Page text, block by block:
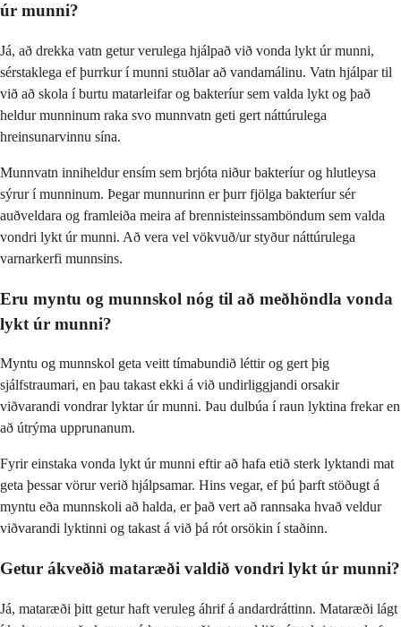
úr munni?
Já, að drekka vatn getur verulega hjálpað við vonda lykt úr munni,
sérstaklega ef þurrkur í munni stuðlar að vandamálinu. Vatn hjálpar til
við að skola í burtu matarleifar og bakteríur sem valda lykt og það
heldur munninum raka svo munnvatn geti gert náttúrulega
hreinsunarvinnu sína.
Munnvatn inniheldur ensím sem brjóta niður bakteríur og hlutleysa
sýrur í munninum. Þegar munnurinn er þurr fjölga bakteríur sér
auðveldara og framleiða meira af brennisteinssamböndum sem valda
vondri lykt úr munni. Að vera vel vökvuð/ur styður náttúrulega
varnarkerfi munnsins.
Eru myntu og munnskol nóg til að meðhöndla vonda
lykt úr munni?
Myntu og munnskol geta veitt tímabundið léttir og gert þig
sjálfstraumari, en þau takast ekki á við undirliggjandi orsakir
viðvarandi vondrar lyktar úr munni. Þau dulbúa í raun lyktina frekar en
að útrýma upprunanum.
Fyrir einstaka vonda lykt úr munni eftir að hafa etið sterk lyktandi mat
geta þessar vörur verið hjálpsamar. Hins vegar, ef þú þarft stöðugt á
myntu eða munnskoli að halda, er það vert að rannsaka hvað veldur
viðvarandi lyktinni og takast á við þá rót orsökin í staðinn.
Getur ákveðið mataræði valdið vondri lykt úr munni?
Já, mataræði þitt getur haft veruleg áhrif á andardráttinn. Mataræði lágt